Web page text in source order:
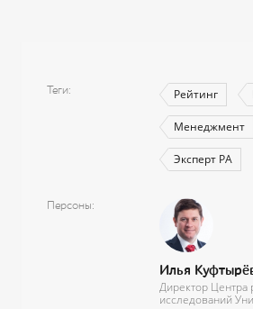
Теги Рейтинг
Менеджмент
Эксперт РА
Персоны
Илья
Директор Центра
исследований